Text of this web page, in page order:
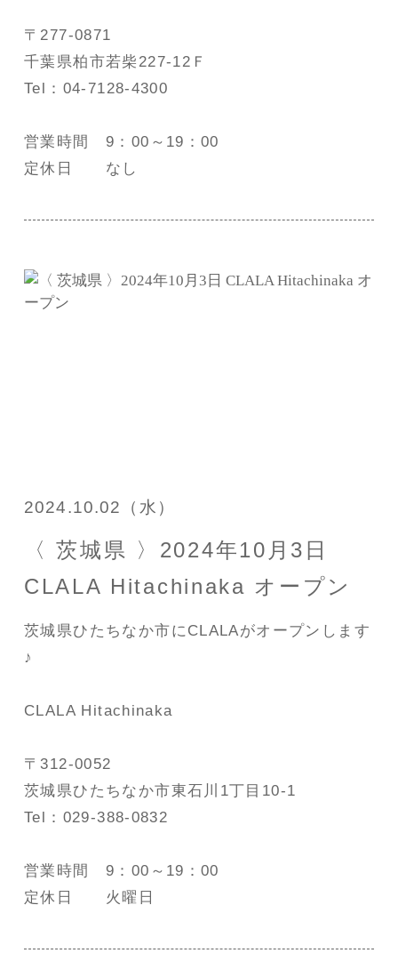
〒277-0871
千葉県柏市若柴227-12Ｆ
Tel：04-7128-4300
営業時間 9：00～19：00
定休日 なし
2024.10.02（水）
〈 茨城県 〉2024年10月3日
CLALA Hitachinaka オープン
茨城県ひたちなか市にCLALAがオープンします
♪
CLALA Hitachinaka
〒312-0052
茨城県ひたちなか市東石川1丁目10-1
Tel：029-388-0832
営業時間 9：00～19：00
定休日 火曜日